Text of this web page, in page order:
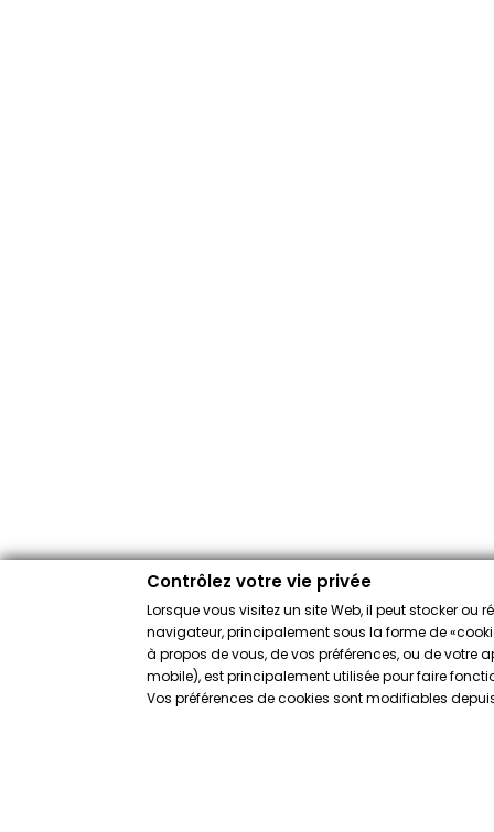
Contrôlez votre vie privée
Lorsque vous visitez un site Web, il peut stocker ou
navigateur, principalement sous la forme de
à propos de vous, de vos préférences, ou de votre
mobile), est principalement utilisée pour faire
Vos préférences de cookies sont modifiables